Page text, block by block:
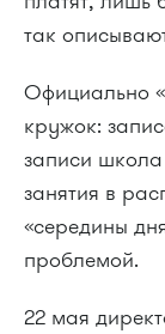
так
Официально
кружок:
записи школа
занятия в
«середины
проблемой.
22 мая